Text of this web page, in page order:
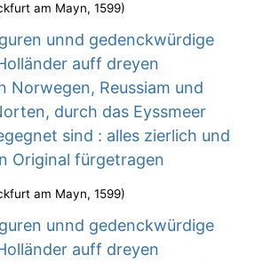
am Mayn, 1599)
unnd gedenckwürdige
auff dreyen
Norwegen, Reussiam und
durch das Eyssmeer
sind : alles zierlich und
Original fürgetragen
am Mayn, 1599)
unnd gedenckwürdige
auff dreyen